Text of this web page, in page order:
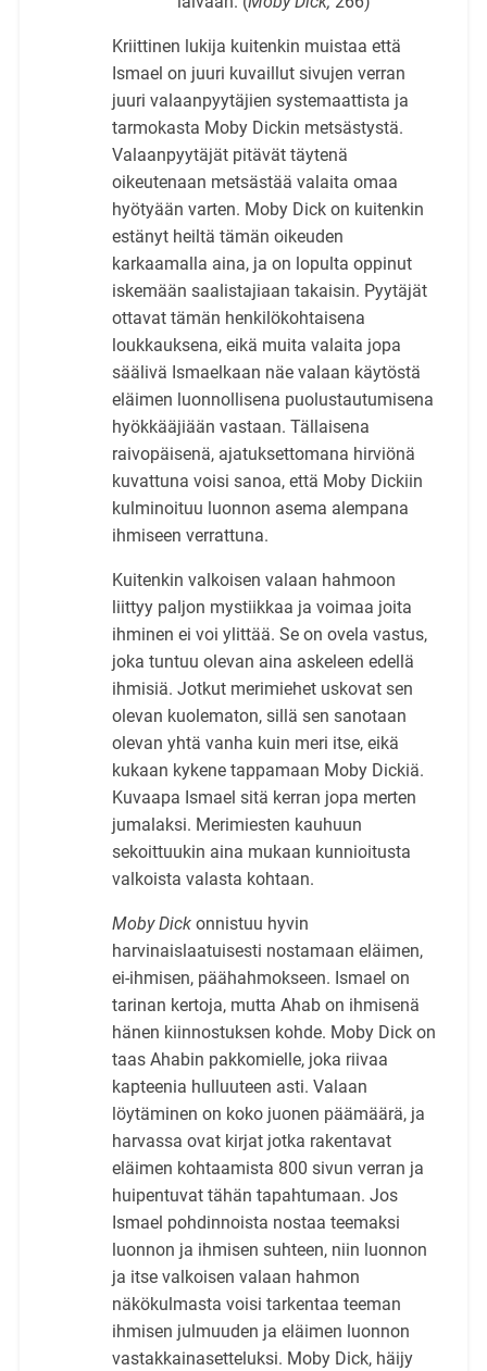
Kriittinen lukija kuitenkin muistaa että
Ismael on juuri kuvaillut sivujen verran
juuri valaanpyytäjien systemaattista ja
tarmokasta Moby Dickin metsästystä.
Valaanpyytäjät pitävät täytenä
oikeutenaan metsästää valaita omaa
hyötyään varten. Moby Dick on kuitenkin
estänyt heiltä tämän oikeuden
karkaamalla aina, ja on lopulta oppinut
iskemään saalistajiaan takaisin. Pyytäjät
ottavat tämän henkilökohtaisena
loukkauksena, eikä muita valaita jopa
säälivä Ismaelkaan näe valaan käytöstä
eläimen luonnollisena puolustautumisena
hyökkääjiään vastaan. Tällaisena
raivopäisenä, ajatuksettomana hirviönä
kuvattuna voisi sanoa, että Moby Dickiin
kulminoituu luonnon asema alempana
ihmiseen verrattuna.
Kuitenkin valkoisen valaan hahmoon
liittyy paljon mystiikkaa ja voimaa joita
ihminen ei voi ylittää. Se on ovela vastus,
joka tuntuu olevan aina askeleen edellä
ihmisiä. Jotkut merimiehet uskovat sen
olevan kuolematon, sillä sen sanotaan
olevan yhtä vanha kuin meri itse, eikä
kukaan kykene tappamaan Moby Dickiä.
Kuvaapa Ismael sitä kerran jopa merten
jumalaksi. Merimiesten kauhuun
sekoittuukin aina mukaan kunnioitusta
valkoista valasta kohtaan.
Moby Dickonnistuu hyvin
harvinaislaatuisesti nostamaan eläimen,
ei-ihmisen, päähahmokseen. Ismael on
tarinan kertoja, mutta Ahab on ihmisenä
hänen kiinnostuksen kohde. Moby Dick on
taas Ahabin pakkomielle, joka riivaa
kapteenia hulluuteen asti. Valaan
löytäminen on koko juonen päämäärä, ja
harvassa ovat kirjat jotka rakentavat
eläimen kohtaamista 800 sivun verran ja
huipentuvat tähän tapahtumaan. Jos
Ismael pohdinnoista nostaa teemaksi
luonnon ja ihmisen suhteen, niin luonnon
ja itse valkoisen valaan hahmon
näkökulmasta voisi tarkentaa teeman
ihmisen julmuuden ja eläimen luonnon
vastakkainasetteluksi. Moby Dick, häijy